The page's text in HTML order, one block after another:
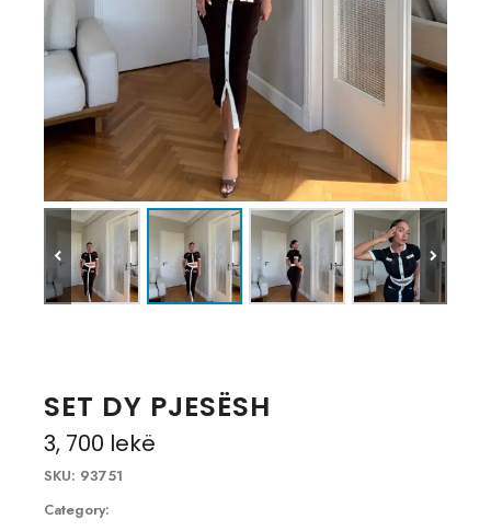
SET DY PJESËSH
3, 700 lekë
SKU: 93751
Category: